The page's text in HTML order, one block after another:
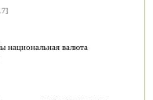
национальная валюта